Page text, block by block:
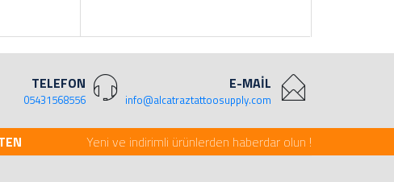
E-MAİL
info@alcatraztattoosupply.com
TELEFON
05431568556
Yeni ve indirimli ürünlerden haberdar olun !